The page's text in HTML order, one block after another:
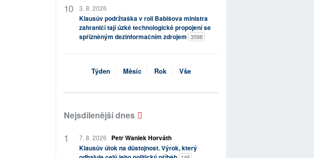
3. 8. 2026
Klausův podržtaška v roli Babišova ministra
zahraničí tají úzké technologické propojení se
spřízněným dezinformačním zdrojem 3598
Týden Měsíc Rok Vše
Nejsdílenější dnes
7. 8. 2026
Petr Waniek Horváth
Klausův útok na důstojnost. Výrok, který